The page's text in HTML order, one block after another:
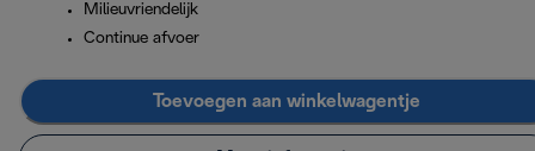
Milieuvriendelijk
Continue afvoer
Toevoegen aan winkelwagentje